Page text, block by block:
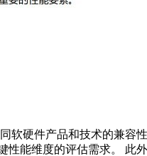
软硬件产品和技术的兼容
能维度的评估需求。
此